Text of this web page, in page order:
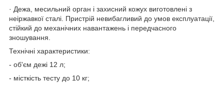
· Дежа, месильний орган і захисний кожух виготовлені з
неіржавкої сталі. Пристрій невибагливий до умов експлуатації,
стійкий до механічних навантажень і передчасного
зношування.
Технічні характеристики:
- об'єм дежі 12 л;
- місткість тесту до 10 кг;